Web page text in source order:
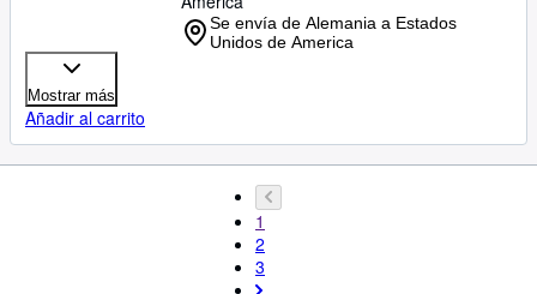
Se envía de Alemania a Estados
Unidos de America
Mostrar más
Añadir al carrito
1
2
3